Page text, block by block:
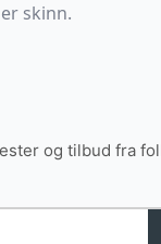
skinn.
og tilbud fra